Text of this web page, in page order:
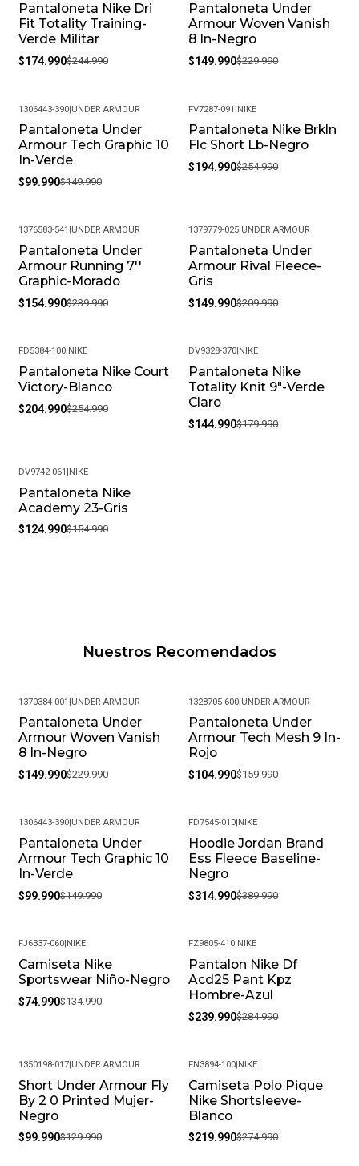
-29%
Pantaloneta Nike Dri
Fit Totality Training-
Verde Militar
$174.990$244.990
-35%
Pantaloneta Under
Armour Woven Vanish
8 In-Negro
$149.990$229.990
-33%
1306443-390|UNDER ARMOUR
Pantaloneta Under
Armour Tech Graphic 10
In-Verde
$99.990$149.990
-24%
FV7287-091 |NIKE
Pantaloneta Nike Brkln
Flc Short Lb-Negro
$194.990$254.990
-35%
1376583-541 UNDER ARMOUR
Pantaloneta Under
Armour Running 7''
Graphic-Morado
$154.990$239.990
-29%
1379779-025 UNDER ARMOUR
Pantaloneta Under
Armour Rival Fleece-
Gris
$149.990$209.990
-20%
FD5384-100| NIKE
Pantaloneta Nike Court
Victory-Blanco
$204.990$254.990
-19%
DV9328-370 NIKE
Pantaloneta Nike
Totality Knit 9"-Verde
Claro
$144.990$179.990
-19%
DV9742-061 NIKE
Pantaloneta Nike
Academy 23-Gris
$124.990$154.990
Nuestros Recomendados
-35%
1370384-001 |UNDER ARMOUR
Pantaloneta Under
Armour Woven Vanish
8 In-Negro
$149.990$229.990
-34%
1328705-600|UNDER ARMOUR
Pantaloneta Under
Armour Tech Mesh 9 In-
Rojo
$104.990$159.990
-33%
1306443-390| UNDER ARMOUR
Pantaloneta Under
Armour Tech Graphic 10
In-Verde
$99.990$149.990
-19%
FD7545-010 NIKE
Hoodie Jordan Brand
Ess Fleece Baseline-
Negro
$314.990$389.990
-44%
FJ6337-060| NIKE
Camiseta Nike
Sportswear Niño-Negro
$74.990$134.990
-16%
FZ9805-410 NIKE
Pantalon Nike Df
Acd25 Pant Kpz
Hombre-Azul
$239.990$284.990
-23%
1350198-017| UNDER ARMOUR
Short Under Armour Fly
By 2 0 Printed Mujer-
Negro
$99.990$129.990
-20%
FN3894-100 NIKE
Camiseta Polo Pique
Nike Shortsleeve-
Blanco
$219.990$274.990